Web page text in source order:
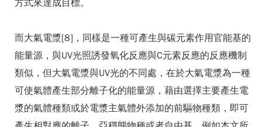
方式來達成目標。
而大氣電漿[8]，同樣是一種可產生與碳元素作用官能基的
能量源，與UV光照誘發氧化反應與C元素反應的反應機制
類似，但大氣電漿與UV光的不同處，在於大氣電漿為一種
可使氣體產生部分離子化的能量源，藉由選擇主要產生電
漿的氣體種類或於電漿主氣體外添加的前驅物種類，即可